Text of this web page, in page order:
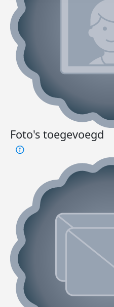
Foto's toegevoegd